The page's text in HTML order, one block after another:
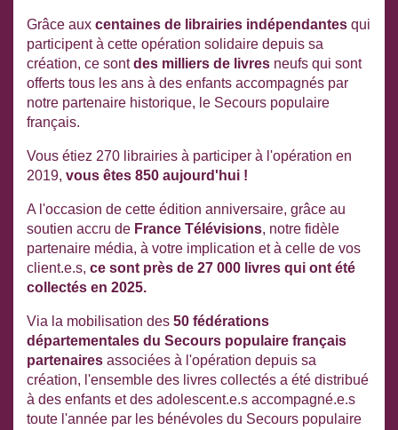
Grâce aux centaines de librairies indépendantes qui
participent à cette opération solidaire depuis sa
création, ce sontdes milliers de livres neufs qui sont
offerts tous les ans à des enfants accompagnés par
notre partenaire historique, le Secours populaire
français.
Vous étiez 270 librairies à participer à l'opération en
2019, vous êtes 850 aujourd'hui !
A l'occasion de cette édition anniversaire, grâce au
soutien accru de France Télévisions, notre fidèle
partenaire média, à votre implication et à celle de vos
client.e.s, ce sont près de 27 000 livres qui ont été
collectés en 2025.
Via la mobilisation des 50 fédérations
départementales du Secours populaire français
partenaires associées à l'opération depuis sa
création, l'ensemble des livres collectés a été distribué
à des enfants et des adolescent.e.s accompagné.e.s
toute l'année par les bénévoles du Secours populaire